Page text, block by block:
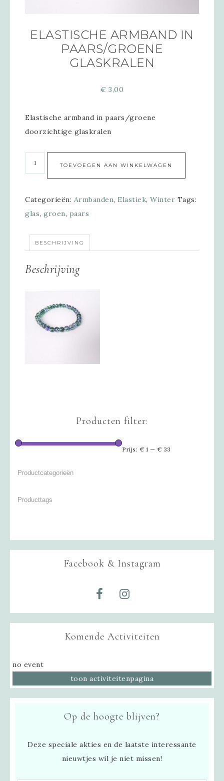
ELASTISCHE ARMBAND IN
PAARS/GROENE
GLASKRALEN
€ 3,00
Elastische armband in paars/groene
doorzichtige glaskralen
TOEVOEGEN AAN WINKELWAGEN
Categorieën: Armbanden, Elastiek, Winter Tags:
glas, groen, paars
BESCHRIJVING
Beschrijving
Producten filter:
Prijs: € 1 — € 33
Facebook & Instagram
Komende Activiteiten
no event
toon activiteitenpagina
Op de hoogte blijven?
Deze speciale akties en de laatste interessante
nieuwtjes wil je niet missen!